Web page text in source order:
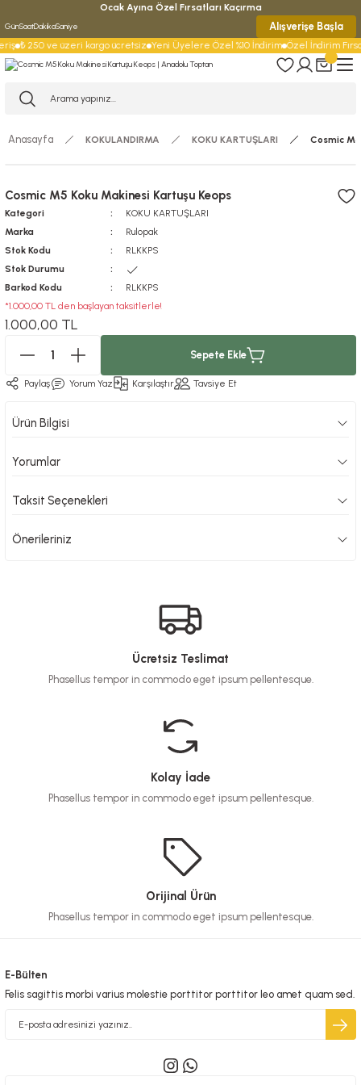
Ocak Ayına Özel Fırsatları Kaçırma
GünSaatDakikaSaniye Alışverişe Başla
₺ 250 ve üzeri kargo ücretsiz Yeni Üyelere Özel %10 İndirim Özel İndirim
Anasayfa KOKULANDIRMA KOKU KARTUŞLARI Cosmic
Cosmic M5 Koku Makinesi Kartuşu Keops
Kategori
KOKU KARTUŞLARI
Marka
Rulopak
Stok Kodu
RLKKPS
Stok Durumu
Barkod Kodu
RLKKPS
*1.000,00 TL den başlayan taksitlerle!
1.000,00 TL
Sepete Ekle
Paylaş Yorum Yaz Karşılaştır Tavsiye Et
Ürün Bilgisi
Yorumlar
Taksit Seçenekleri
Önerileriniz
Ücretsiz Teslimat
Phasellus tempor in commodo eget ipsum pellentesque.
Kolay İade
Phasellus tempor in commodo eget ipsum pellentesque.
Orijinal Ürün
Phasellus tempor in commodo eget ipsum pellentesque.
E-Bülten
Felis sagittis morbi varius molestie porttitor porttitor leo amet quam sed.